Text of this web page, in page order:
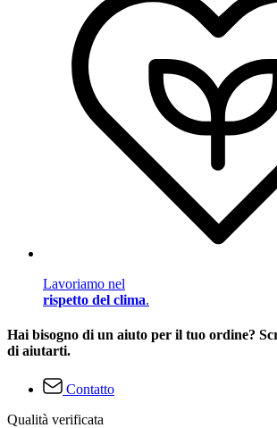
Lavoriamo nel
rispetto del clima.
Hai bisogno di un aiuto per il tuo ordine?
di aiutarti.
Contatto
Qualità verificata